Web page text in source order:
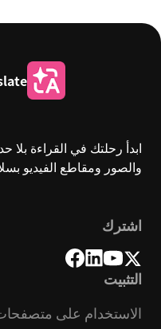
والصور ومقاطع الفيديو
اشترك
التثبيت
الاستخدام على